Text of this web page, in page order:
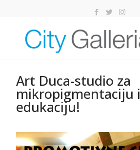
Art Duca-studio za
mikropigmentaciju i
edukaciju!